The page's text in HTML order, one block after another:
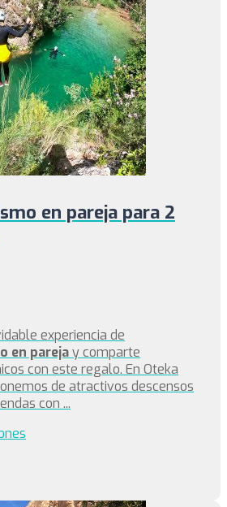
en pareja para 2
experiencia de
en parejay comparte
con este regalo. En Oteka
de atractivos descensos
con ...